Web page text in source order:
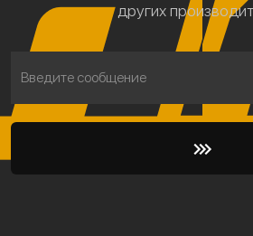
других
Введите сообщение